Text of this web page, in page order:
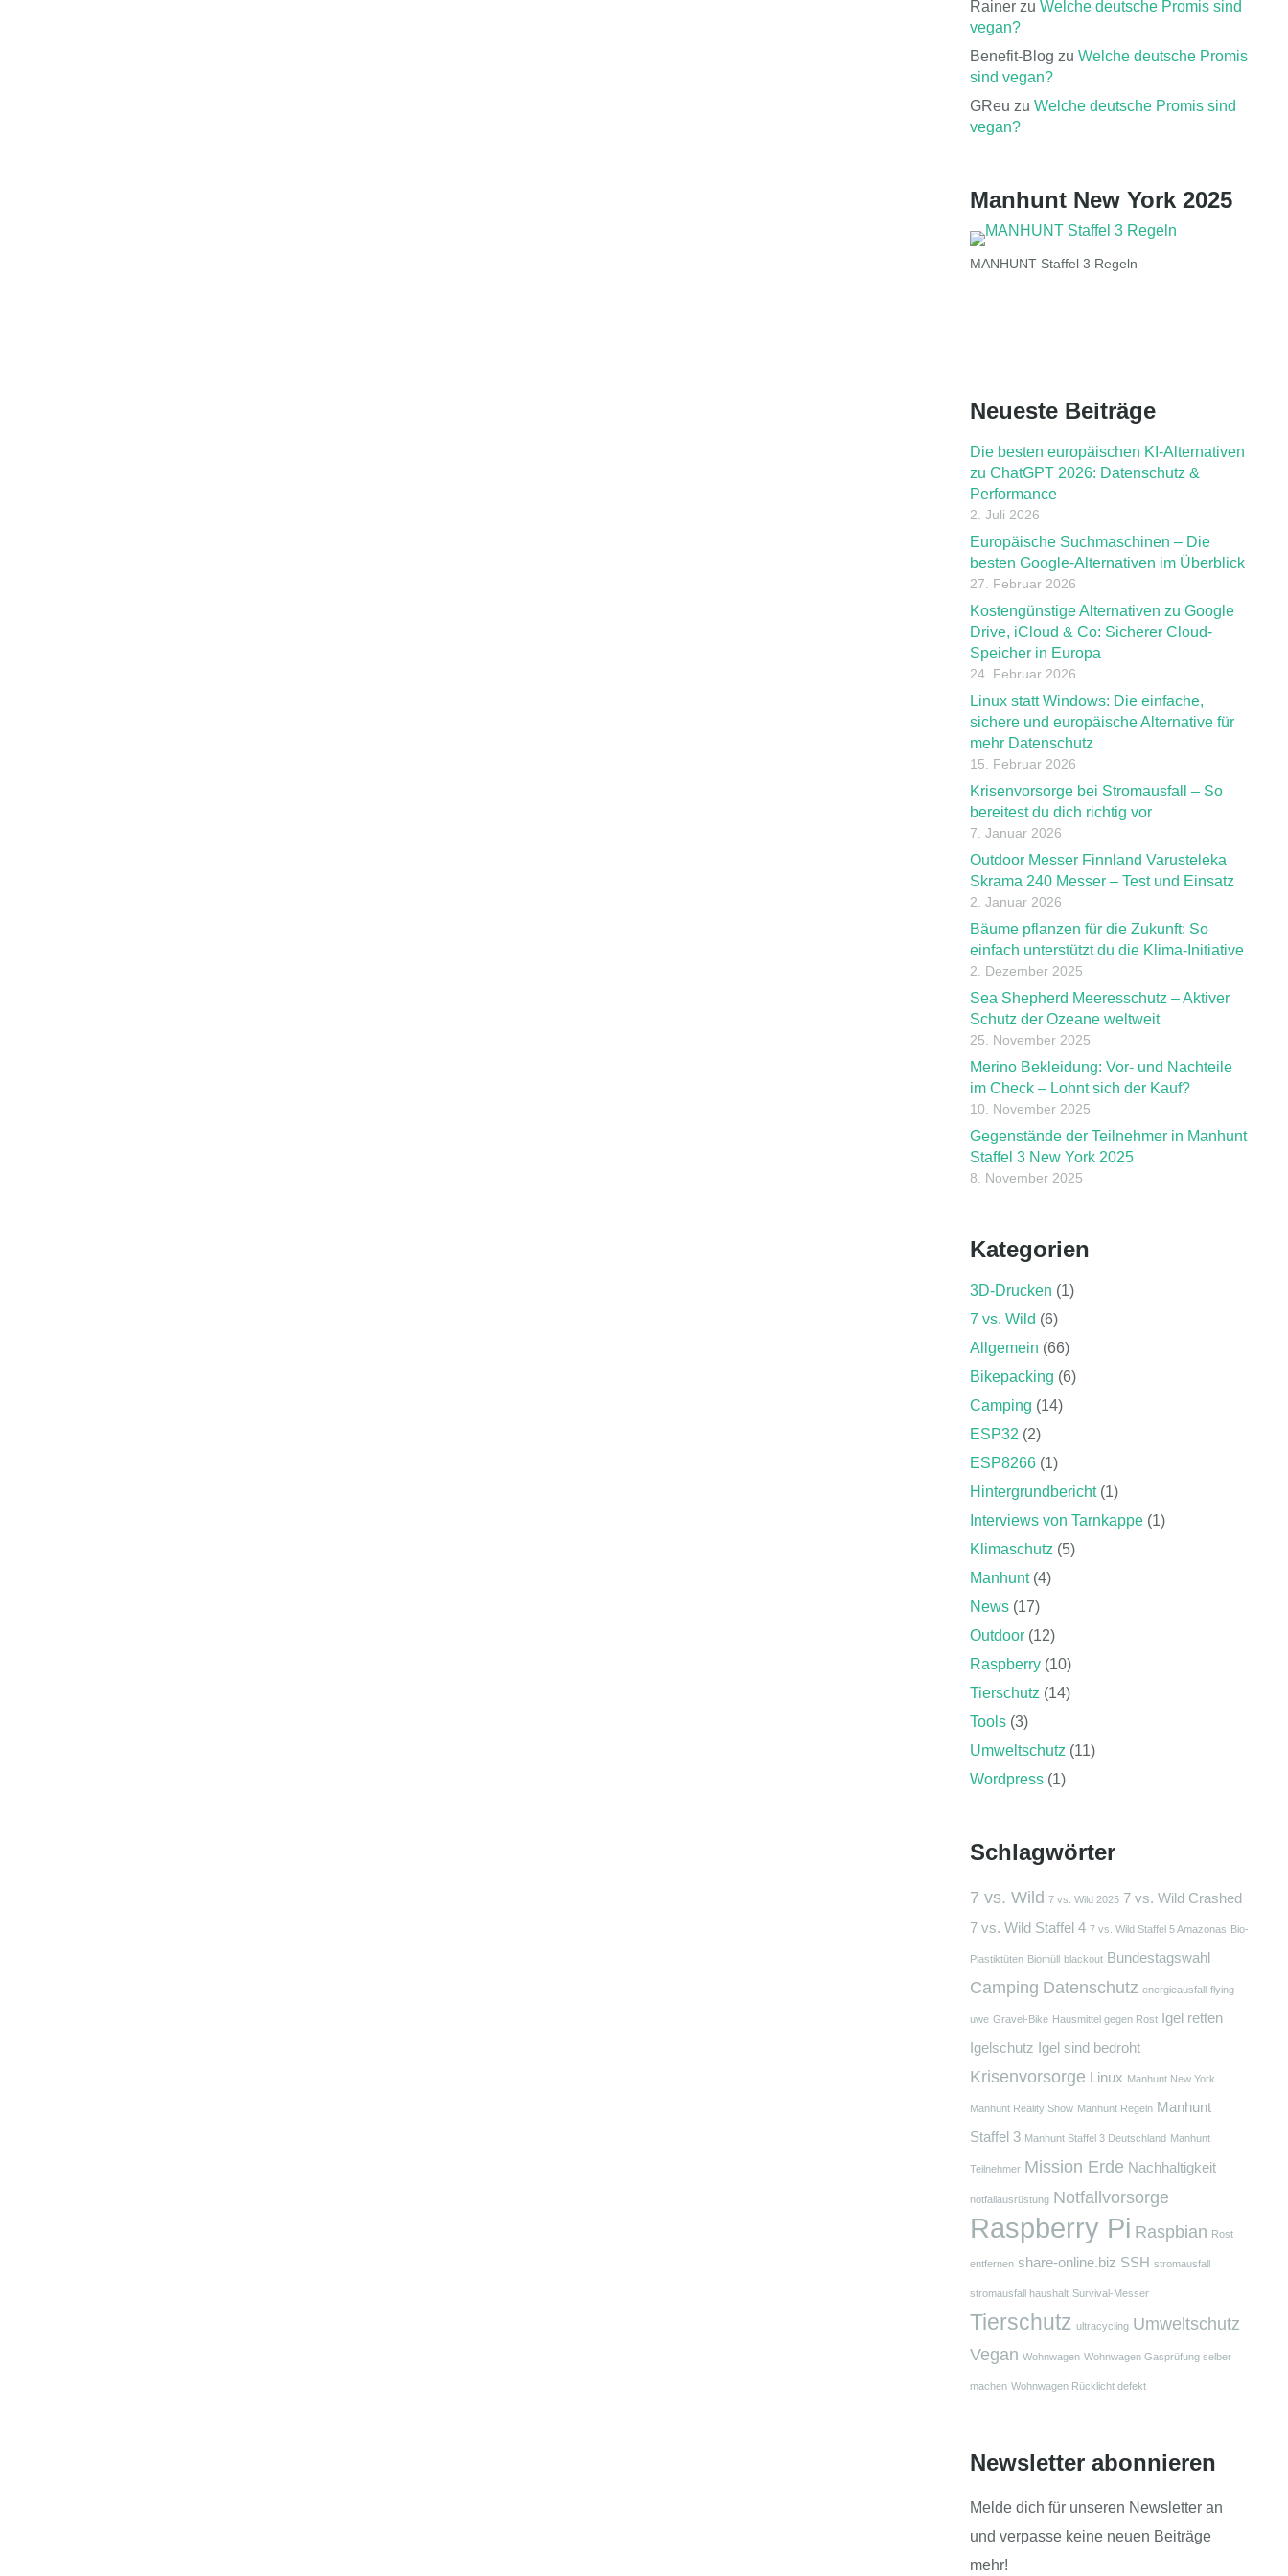
Rainer zu Welche deutsche Promis sind
vegan?
Benefit-Blog zu Welche deutsche Promis
sind vegan?
GReu zu Welche deutsche Promis sind
vegan?
Manhunt New York 2025
MANHUNT Staffel 3 Regeln
Neueste Beiträge
Die besten europäischen KI-Alternativen
zu ChatGPT 2026: Datenschutz &
Performance
2. Juli 2026
Europäische Suchmaschinen – Die
besten Google-Alternativen im Überblick
27. Februar 2026
Kostengünstige Alternativen zu Google
Drive, iCloud & Co: Sicherer Cloud-
Speicher in Europa
24. Februar 2026
Linux statt Windows: Die einfache,
sichere und europäische Alternative für
mehr Datenschutz
15. Februar 2026
Krisenvorsorge bei Stromausfall – So
bereitest du dich richtig vor
7. Januar 2026
Outdoor Messer Finnland Varusteleka
Skrama 240 Messer – Test und Einsatz
2. Januar 2026
Bäume pflanzen für die Zukunft: So
einfach unterstützt du die Klima-Initiative
2. Dezember 2025
Sea Shepherd Meeresschutz – Aktiver
Schutz der Ozeane weltweit
25. November 2025
Merino Bekleidung: Vor- und Nachteile
im Check – Lohnt sich der Kauf?
10. November 2025
Gegenstände der Teilnehmer in Manhunt
Staffel 3 New York 2025
8. November 2025
Kategorien
3D-Drucken (1)
7 vs. Wild (6)
Allgemein (66)
Bikepacking (6)
Camping (14)
ESP32 (2)
ESP8266 (1)
Hintergrundbericht(1)
Interviews von Tarnkappe (1)
Klimaschutz (5)
Manhunt(4)
News (17)
Outdoor (12)
Raspberry (10)
Tierschutz (14)
Tools (3)
Umweltschutz (11)
Wordpress (1)
Schlagwörter
7 vs. Wild 7 vs. Wild 2025 7 vs. Wild Crashed
7 vs. Wild Staffel 4 7 vs. Wild Staffel 5 Amazonas Bio-
Plastiktüten Biomüll blackout Bundestagswahl
Camping Datenschutz energieausfall flying
uwe Gravel-Bike Hausmittel gegen Rost
Igel retten
Igelschutz Igel sind bedroht
Krisenvorsorge Linux Manhunt New York
Manhunt Reality Show Manhunt Regeln Manhunt
Staffel 3 Manhunt Staffel 3 Deutschland Manhunt
Teilnehmer Mission Erde Nachhaltigkeit
notfallausrüstung Notfallvorsorge
Raspberry Pi Raspbian Rost
entfernen share-online.biz SSH stromausfall
stromausfall haushalt Survival-Messer
Tierschutz ultracycling Umweltschutz
Vegan Wohnwagen Wohnwagen Gasprüfung selber
machen Wohnwagen Rücklicht defekt
Newsletter abonnieren
Melde dich für unseren Newsletter an
und verpasse keine neuen Beiträge
mehr!